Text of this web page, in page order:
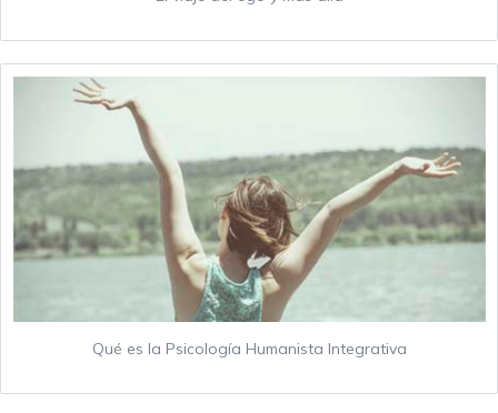
Qué es la Psicología Humanista Integrativa